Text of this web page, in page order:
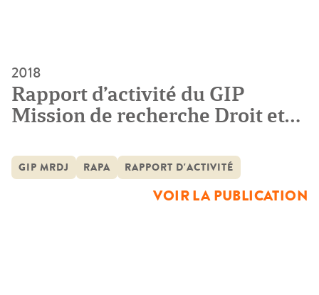
2018
Rapport d’activité du GIP
Mission de recherche Droit et
GIP MRDJ RAPA RAPPORT D'ACTIVITÉ
VOIR LA PUBLICATION